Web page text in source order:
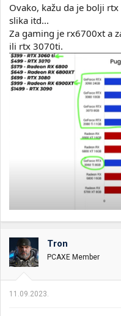
Ovako, kažu da je bolji
slika itd...
Za gaming je rx6700xt a
ili rtx 3070ti.
Tron
PCAXE Member
11.09.2023.